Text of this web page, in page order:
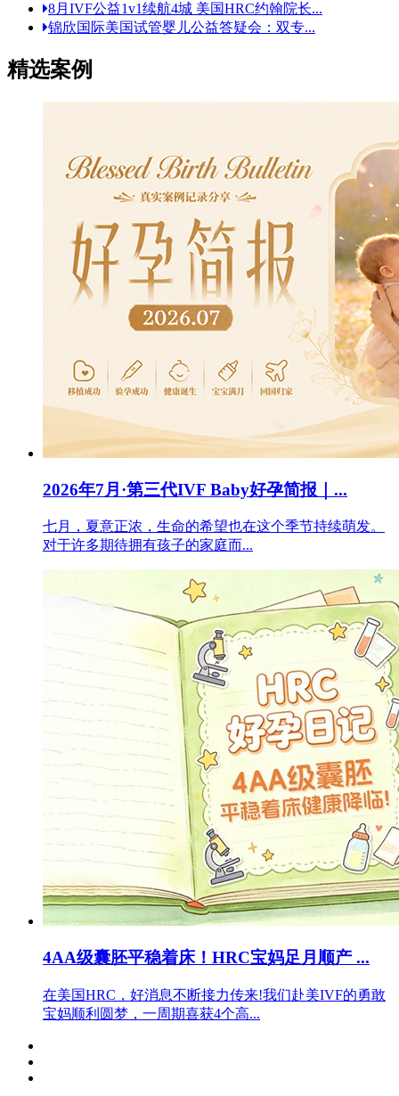
8月IVF公益1v1续航4城 美国HRC约翰院长...
锦欣国际美国试管婴儿公益答疑会：双专...
精选案例
2026年7月·第三代IVF Baby好孕简报｜...
七月，夏意正浓，生命的希望也在这个季节持续萌发。
对于许多期待拥有孩子的家庭而...
4AA级囊胚平稳着床！HRC宝妈足月顺产 ...
在美国HRC，好消息不断接力传来!我们赴美IVF的勇敢
宝妈顺利圆梦，一周期喜获4个高...